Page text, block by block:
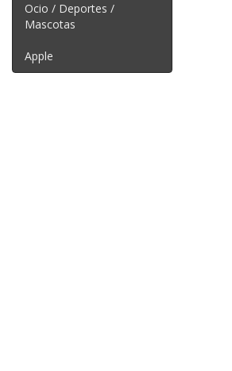
Ocio / Deportes /
Mascotas
Apple